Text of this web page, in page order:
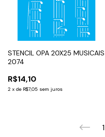
STENCIL OPA 20X25 MUSICAIS
2074
R$14,10
2 x de R$7,05 sem juros
1